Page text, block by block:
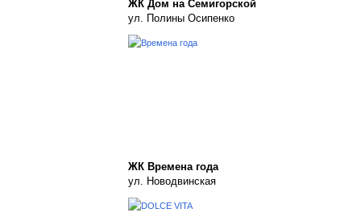
ЖК Дом на Семигорской
ул. Полины Осипенко
ЖК Времена года
ул. Новодвинская